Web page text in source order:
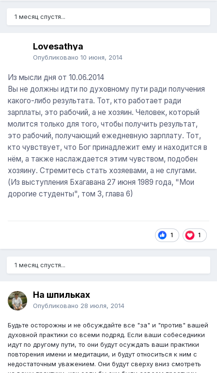
1 месяц спустя...
Lovesathya
Опубликовано 10 июня, 2014
Из мысли дня от 10.06.2014
Вы не должны идти по духовному пути ради получения
какого-либо результата. Тот, кто работает ради
зарплаты, это рабочий, а не хозяин. Человек, который
молится только для того, чтобы получить результат,
это рабочий, получающий ежедневную зарплату. Тот,
кто чувствует, что Бог принадлежит ему и находится в
нём, а также наслаждается этим чувством, подобен
хозяину. Стремитесь стать хозяевами, а не слугами.
(Из выступления Бхагавана 27 июня 1989 года, "Мои
дорогие студенты", том 3, глава 6)
1 1
1 месяц спустя...
На шпильках
Опубликовано 28 июля, 2014
Будьте осторожны и не обсуждайте все "за" и "против" вашей
духовной практики со всеми подряд. Если ваши собеседники
идут по другому пути, то они будут осуждать ваши практики
повторения имени и медитации, и будут относиться к ним с
недостаточным уважением. Они будут сверху вниз смотреть